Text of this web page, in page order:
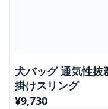
犬バッグ 通気性
掛けスリング
¥9,730